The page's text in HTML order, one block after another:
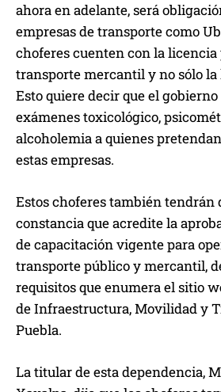
ahora en adelante, será
empresas de transporte como
choferes cuenten con la licencia
transporte mercantil y no sólo
Esto quiere decir que el
exámenes toxicológico,
alcoholemia a quienes
estas empresas.
Estos choferes también tendrán
constancia que acredite la
de capacitación vigente para
transporte público y mercantil,
requisitos que enumera el sitio
de Infraestructura, Movilidad y
Puebla.
La titular de esta dependencia,